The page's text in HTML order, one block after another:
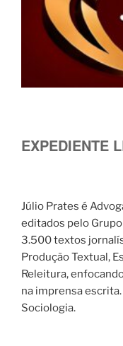
EXPEDIENTE
Júlio Prates é
editados pelo
3.500 textos
Produção Textual,
Releitura,
na imprensa
Sociologia.